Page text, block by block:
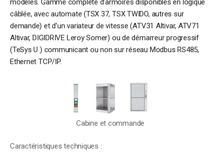
modèles. Gamme complète d’armoires disponibles en logique
câblée, avec automate (TSX 37, TSX TWIDO, autres sur
demande) et d’un variateur de vitesse (ATV31 Altivar, ATV71
Altivar, DIGIDRIVE Leroy Somer) ou de démarreur progressif
(TeSys U ) communicant ou non sur réseau Modbus RS485,
Ethernet TCP/IP.
Cabine et commande
Caractéristiques techniques :